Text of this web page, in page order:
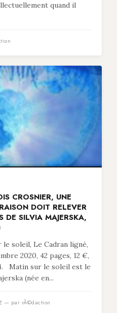
quand il
CROSNIER, UNE
DOIT RELEVER
SILVIA MAJERSKA,
soleil, Le Cadran ligné,
2020, 42 pages, 12 €,
Matin sur le soleil est le
(née en...
— par rÃ©daction